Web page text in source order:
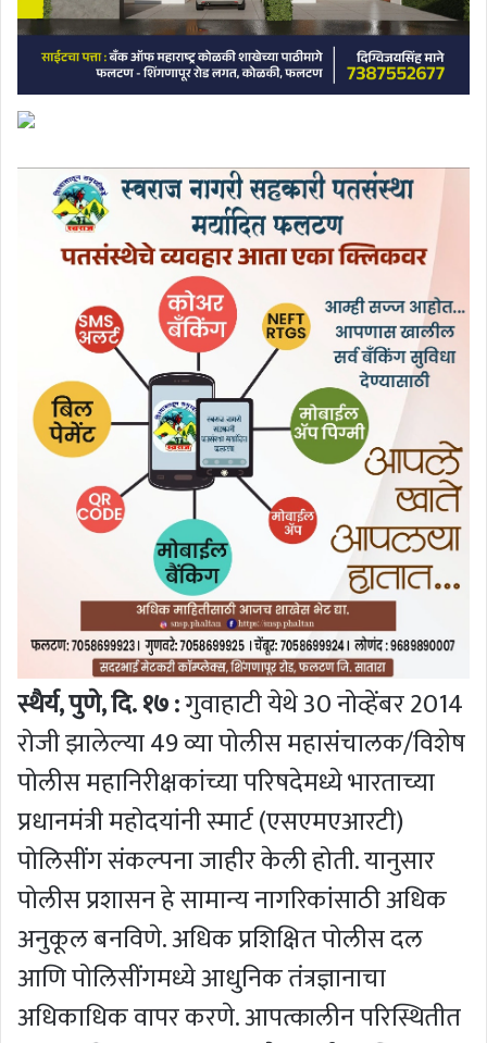
स्थैर्य, पुणे, दि. १७ :गुवाहाटी येथे 30 नोव्हेंबर 2014
रोजी झालेल्या 49 व्या पोलीस महासंचालक/विशेष
पोलीस महानिरीक्षकांच्या परिषदेमध्ये भारताच्या
प्रधानमंत्री महोदयांनी स्‍मार्ट (एसएमएआरटी)
पोलिसींग संकल्पना जाहीर केली होती. यानुसार
पोलीस प्रशासन हे सामान्य नागरिकांसाठी अधिक
अनुकूल बनविणे. अधिक प्रशिक्षित पोलीस दल
आणि पोलिसींगमध्ये आधुनिक तंत्रज्ञानाचा
अधिकाधिक वापर करणे. आपत्कालीन परिस्थितीत